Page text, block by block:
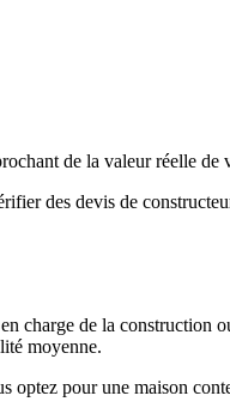
de la valeur réelle de
des devis de
charge de la construction
moyenne.
optez pour une maison